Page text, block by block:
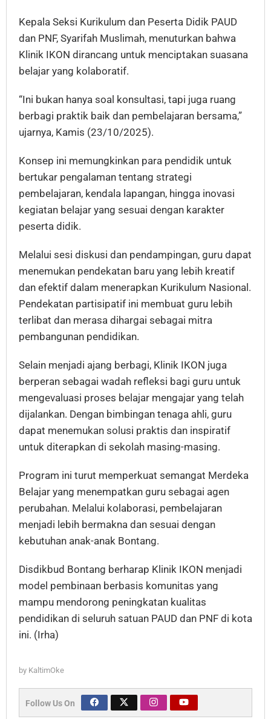
Kepala Seksi Kurikulum dan Peserta Didik PAUD
dan PNF, Syarifah Muslimah, menuturkan bahwa
Klinik IKON dirancang untuk menciptakan suasana
belajar yang kolaboratif.
“Ini bukan hanya soal konsultasi, tapi juga ruang
berbagi praktik baik dan pembelajaran bersama,”
ujarnya, Kamis (23/10/2025).
Konsep ini memungkinkan para pendidik untuk
bertukar pengalaman tentang strategi
pembelajaran, kendala lapangan, hingga inovasi
kegiatan belajar yang sesuai dengan karakter
peserta didik.
Melalui sesi diskusi dan pendampingan, guru dapat
menemukan pendekatan baru yang lebih kreatif
dan efektif dalam menerapkan Kurikulum Nasional.
Pendekatan partisipatif ini membuat guru lebih
terlibat dan merasa dihargai sebagai mitra
pembangunan pendidikan.
Selain menjadi ajang berbagi, Klinik IKON juga
berperan sebagai wadah refleksi bagi guru untuk
mengevaluasi proses belajar mengajar yang telah
dijalankan. Dengan bimbingan tenaga ahli, guru
dapat menemukan solusi praktis dan inspiratif
untuk diterapkan di sekolah masing-masing.
Program ini turut memperkuat semangat Merdeka
Belajar yang menempatkan guru sebagai agen
perubahan. Melalui kolaborasi, pembelajaran
menjadi lebih bermakna dan sesuai dengan
kebutuhan anak-anak Bontang.
Disdikbud Bontang berharap Klinik IKON menjadi
model pembinaan berbasis komunitas yang
mampu mendorong peningkatan kualitas
pendidikan di seluruh satuan PAUD dan PNF di kota
ini. (Irha)
by KaltimOke
Follow Us On